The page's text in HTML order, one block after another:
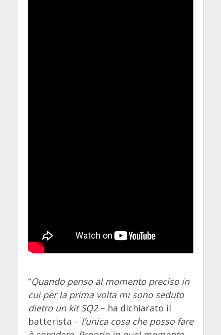
“Quando penso al momento preciso in
cui per la prima volta mi sono seduto
dietro un kit SQ2– ha dichiarato il
batterista – l’unica cosa che posso fare